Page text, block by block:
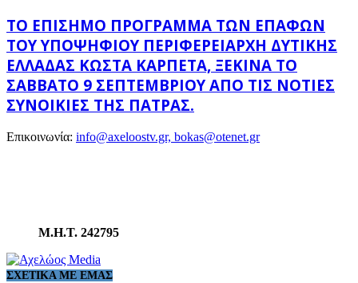
ΤΟ ΕΠΊΣΗΜΟ ΠΡΌΓΡΑΜΜΑ ΤΩΝ ΕΠΑΦΏΝ
ΤΟΥ ΥΠΟΨΉΦΙΟΥ ΠΕΡΙΦΕΡΕΙΆΡΧΗ ΔΥΤΙΚΉΣ
ΕΛΛΆΔΑΣ ΚΏΣΤΑ ΚΑΡΠΈΤΑ, ΞΕΚΙΝΆ ΤΟ
ΣΆΒΒΑΤΟ 9 ΣΕΠΤΕΜΒΡΊΟΥ ΑΠΌ ΤΙΣ ΝΌΤΙΕΣ
ΣΥΝΟΙΚΊΕΣ ΤΗΣ ΠΆΤΡΑΣ.
Επικοινωνία: info@axeloostv.gr, bokas@otenet.gr
Μ.Η.Τ. 242795
ΣΧΕΤΙΚΆ ΜΕ ΕΜΆΣ